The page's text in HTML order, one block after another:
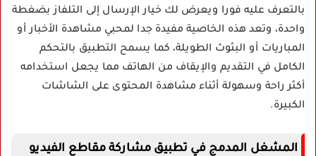
بالتعرف عليه فورا ويعرض لك خيار الإرسال إلى التلفاز بضغطة
واحدة، وتعد هذه الخاصية مفيدة جدا لمحبي مشاهدة الأخبار أو
المباريات أو البثوث الطويلة، كما يسمح التطبيق بالتحكم
الكامل في التقديم والإيقاف من الهاتف مما يجعل استخدامه
أكثر راحة وسهولة أثناء مشاهدة المحتوى على الشاشات
الكبيرة.
المشغل المدمج في تطبيق مشاركة مقاطع الفيديو